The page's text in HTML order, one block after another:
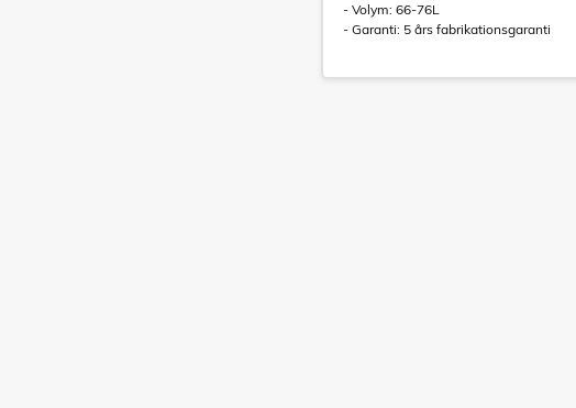
- Volym: 66-76L
- Garanti: 5 års fabrikationsgaranti